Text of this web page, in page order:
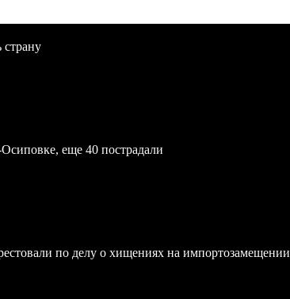
страну
еще 40 пострадали
по делу о хищениях на импортозамещении